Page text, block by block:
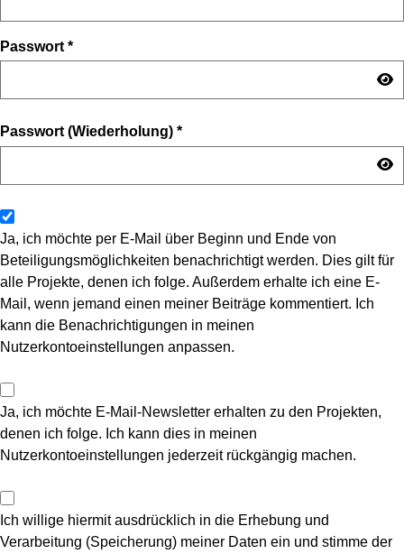
Passwort *
Passwort (Wiederholung) *
Ja, ich möchte per E-Mail über Beginn und Ende von
Beteiligungsmöglichkeiten benachrichtigt werden. Dies gilt für
alle Projekte, denen ich folge. Außerdem erhalte ich eine E-
Mail, wenn jemand einen meiner Beiträge kommentiert. Ich
kann die Benachrichtigungen in meinen
Nutzerkontoeinstellungen anpassen.
Ja, ich möchte E-Mail-Newsletter erhalten zu den Projekten,
denen ich folge. Ich kann dies in meinen
Nutzerkontoeinstellungen jederzeit rückgängig machen.
Ich willige hiermit ausdrücklich in die Erhebung und
Verarbeitung (Speicherung) meiner Daten ein und stimme der